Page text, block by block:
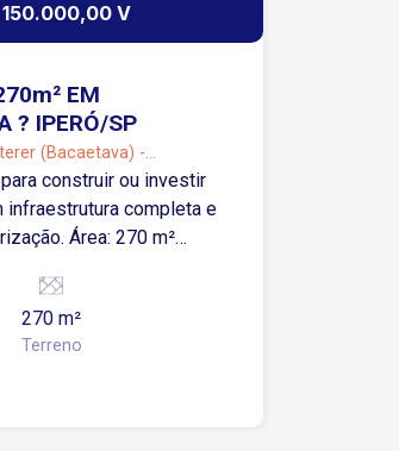
150.000,00 V
EM
? IPERÓ/SP
(Bacaetava) -
construir ou investir
infraestrutura completa e
Área: 270 m²
e de fácil acesso.
plano, asfalto, água,
com comércios
270 m²
Terreno